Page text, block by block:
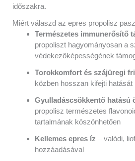
időszakra.
Miért válaszd az epres propolisz
Természetes immunerősítő
propoliszt hagyományosan a
védekezőképességének
Torokkomfort és szájüregi
közben hosszan kifejti hatását
Gyulladáscsökkentő hatású
propolisz természetes
tartalmának köszönhetően
Kellemes epres íz – valódi,
hozzáadásával